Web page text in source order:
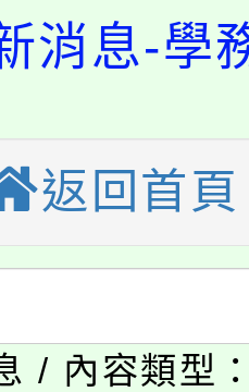
師甄選結果(
學年度第
師甄選結果(
化大學推廣
溝通分析基
學生輔導中心
輔導、社會
名參加。
政府辦理
園短影音徵
及活動海報
加。
學年度學生
助參觀特色
施計畫」
教育部表揚
貢獻獎」
學年度第
消息-學
返回首頁
/ 內容類型